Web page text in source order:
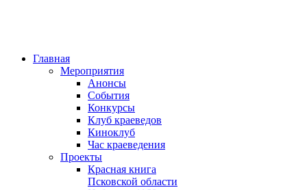
Главная
Мероприятия
Анонсы
События
Конкурсы
Клуб краеведов
Киноклуб
Час краеведения
Проекты
Красная книга
Псковской области